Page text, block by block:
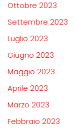
Ottobre 2023
Settembre 2023
Luglio 2023
Giugno 2023
Maggio 2023
Aprile 2023
Marzo 2023
Febbraio 2023